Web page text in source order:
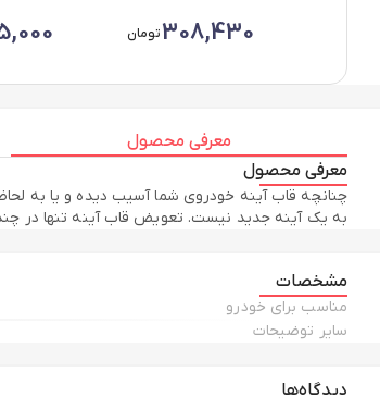
308,430تومان
معرفی محصول
معرفی محصول
چنانچه قاب آینه خودروی شما آسیب دیده و یا به
به یک آینه جدید نیست. تعویض قاب آینه تنها در چند
مشخصات
مناسب برای خودرو
سایر توضیحات
دیدگاه‌ها